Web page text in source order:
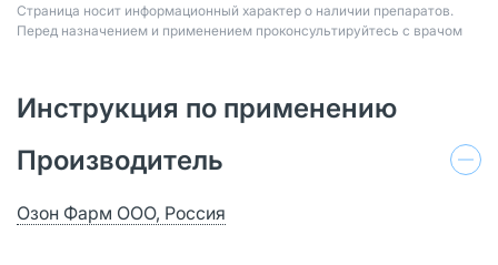
Страница носит информационный характер о наличии препаратов.
Перед назначением и применением проконсультируйтесь с врачом
Инструкция по применению
Производитель
Озон Фарм ООО, Россия